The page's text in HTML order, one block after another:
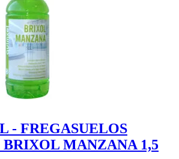
- FREGASUELOS
BRIXOL MANZANA 1,5